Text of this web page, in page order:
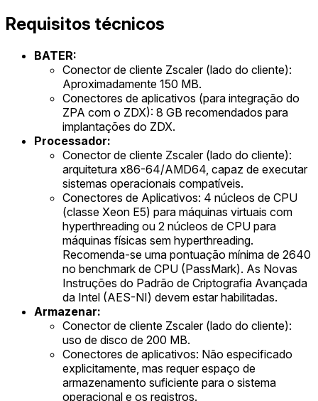
Requisitos técnicos
BATER:
Conector de cliente Zscaler (lado do cliente):
Aproximadamente 150 MB.
Conectores de aplicativos (para integração do
ZPA com o ZDX): 8 GB recomendados para
implantações do ZDX.
Processador:
Conector de cliente Zscaler (lado do cliente):
arquitetura x86-64/AMD64, capaz de executar
sistemas operacionais compatíveis.
Conectores de Aplicativos: 4 núcleos de CPU
(classe Xeon E5) para máquinas virtuais com
hyperthreading ou 2 núcleos de CPU para
máquinas físicas sem hyperthreading.
Recomenda-se uma pontuação mínima de 2640
no benchmark de CPU (PassMark). As Novas
Instruções do Padrão de Criptografia Avançada
da Intel (AES-NI) devem estar habilitadas.
Armazenar:
Conector de cliente Zscaler (lado do cliente):
uso de disco de 200 MB.
Conectores de aplicativos: Não especificado
explicitamente, mas requer espaço de
armazenamento suficiente para o sistema
operacional e os registros.